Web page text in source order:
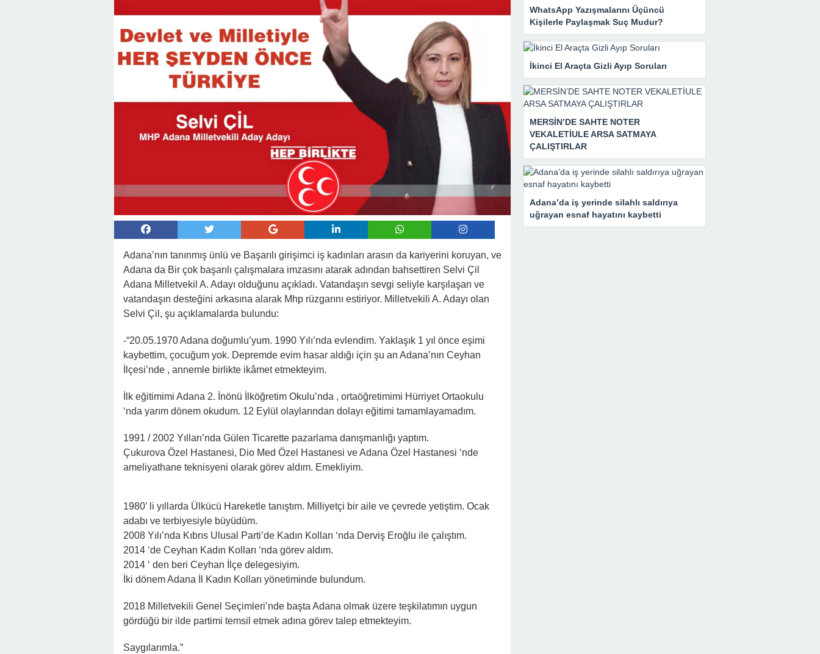
Adana’nın tanınmış ünlü ve Başarılı girişimci iş kadınları arasın da kariyerini koruyan, ve
Adana da Bir çok başarılı çalışmalara imzasını atarak adından bahsettiren Selvi Çil
Adana Milletvekil A. Adayı olduğunu açıkladı. Vatandaşın sevgi seliyle karşılaşan ve
vatandaşın desteğini arkasına alarak Mhp rüzgarını estiriyor. Milletvekili A. Adayı olan
Selvi Çil, şu açıklamalarda bulundu:
-“20.05.1970 Adana doğumlu’yum. 1990 Yılı’nda evlendim. Yaklaşık 1 yıl önce eşimi
kaybettim, çocuğum yok. Depremde evim hasar aldığı için şu an Adana’nın Ceyhan
İlçesi’nde , annemle birlikte ikâmet etmekteyim.
İlk eğitimimi Adana 2. İnönü İlköğretim Okulu’nda , ortaöğretimimi Hürriyet Ortaokulu
‘nda yarım dönem okudum. 12 Eylül olaylarından dolayı eğitimi tamamlayamadım.
1991 / 2002 Yılları’nda Gülen Ticarette pazarlama danışmanlığı yaptım.
Çukurova Özel Hastanesi, Dio Med Özel Hastanesi ve Adana Özel Hastanesi ‘nde
ameliyathane teknisyeni olarak görev aldım. Emekliyim.
1980’ li yıllarda Ülkücü Hareketle tanıştım. Milliyetçi bir aile ve çevrede yetiştim. Ocak
adabı ve terbiyesiyle büyüdüm.
2008 Yılı’nda Kıbrıs Ulusal Parti’de Kadın Kolları ‘nda Derviş Eroğlu ile çalıştım.
2014 ‘de Ceyhan Kadın Kolları ‘nda görev aldım.
2014 ‘ den beri Ceyhan İlçe delegesiyim.
İki dönem Adana İl Kadın Kolları yönetiminde bulundum.
2018 Milletvekili Genel Seçimleri’nde başta Adana olmak üzere teşkilatımın uygun
gördüğü bir ilde partimi temsil etmek adına görev talep etmekteyim.
Saygılarımla.”
WhatsApp Yazışmalarını Üçüncü
Kişilerle Paylaşmak Suç Mudur?
İkinci El Araçta Gizli Ayıp Soruları
MERSİN’DE SAHTE NOTER
VEKALETİULE ARSA SATMAYA
ÇALIŞTIRLAR
Adana’da iş yerinde silahlı saldırıya
uğrayan esnaf hayatını kaybetti